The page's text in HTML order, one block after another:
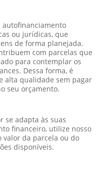
autofinanciamento
ou jurídicas, que
de forma planejada.
com parcelas que
para contemplar os
Dessa forma, é
alta qualidade sem pagar
seu orçamento.
se adapta às suas
financeiro, utilize nosso
valor da parcela ou do
disponíveis.